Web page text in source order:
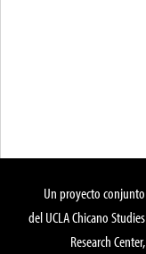
Un proyecto conjunto
del UCLA Chicano Studies
Research Center,